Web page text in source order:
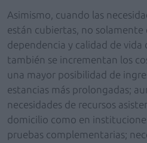
Asimismo, cuando las
están cubiertas, no solamente
dependencia y calidad de vida
también se incrementan los
una mayor posibilidad de
estancias más prolongadas;
necesidades de recursos
domicilio como en
pruebas complementarias;